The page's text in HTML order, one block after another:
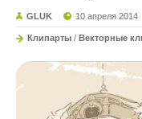
GLUK 10 апреля 2014
Клипарты / Векторные